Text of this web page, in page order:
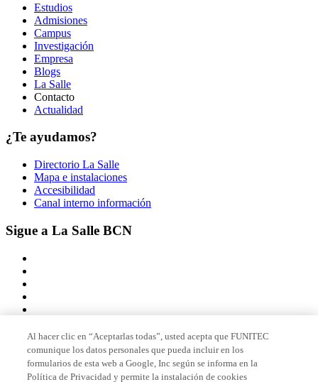
Estudios
Admisiones
Campus
Investigación
Empresa
Blogs
La Salle
Contacto
Actualidad
¿Te ayudamos?
Directorio La Salle
Mapa e instalaciones
Accesibilidad
Canal interno información
Sigue a La Salle BCN
Miembro de
Al hacer clic en “Aceptarlas todas”, usted acepta que FUNITEC
comunique los datos personales que pueda incluir en los
formularios de esta web a Google, Inc según se informa en la
Política de Privacidad y permite la instalación de cookies